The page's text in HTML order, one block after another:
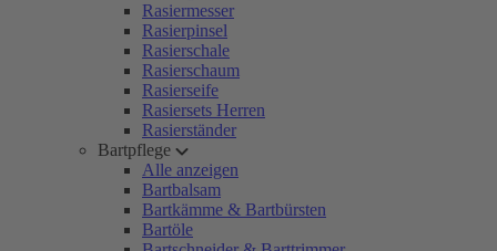
Rasiermesser
Rasierpinsel
Rasierschale
Rasierschaum
Rasierseife
Rasiersets Herren
Rasierständer
Bartpflege
Alle anzeigen
Bartbalsam
Bartkämme & Bartbürsten
Bartöle